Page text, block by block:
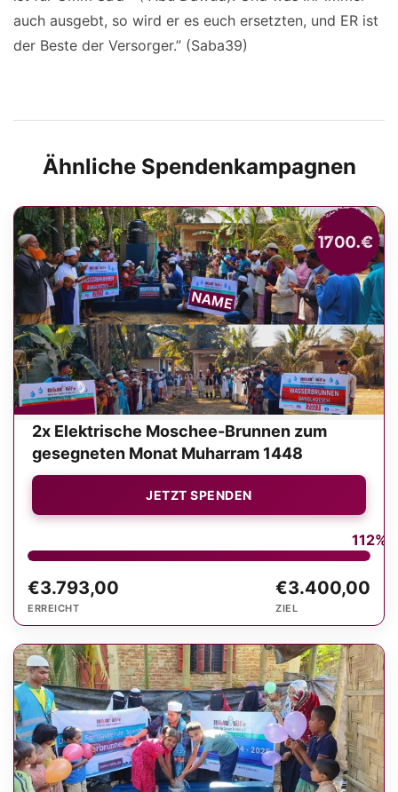
auch ausgebt, so wird er es euch ersetzten, und ER ist
der Beste der Versorger.” (Saba39)
Ähnliche Spendenkampagnen
2x Elektrische Moschee-Brunnen zum
gesegneten Monat Muharram 1448
JETZT SPENDEN
112%
€3.793,00
ERREICHT
€3.400,00
ZIEL